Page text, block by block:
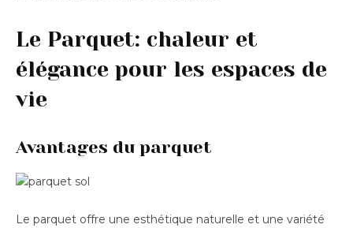
Le Parquet: chaleur et
élégance pour les espaces de
vie
Avantages du parquet
Le parquet offre une esthétique naturelle et une variété